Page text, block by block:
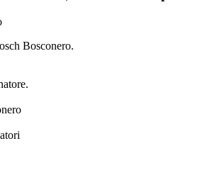
Bosconero.